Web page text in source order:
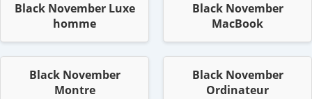
Black November Luxe
homme
Black November
MacBook
Black November
Montre
Black November
Ordinateur